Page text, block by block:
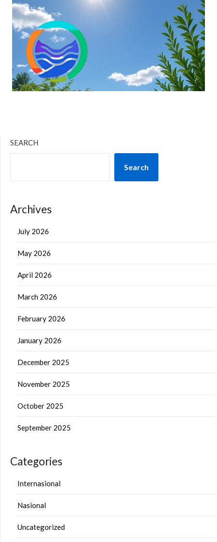
SEARCH
Search
Archives
July 2026
May 2026
April 2026
March 2026
February 2026
January 2026
December 2025
November 2025
October 2025
September 2025
Categories
Internasional
Nasional
Uncategorized